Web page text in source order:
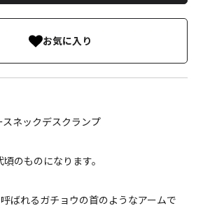
お気に入り
スネックデスクランプ
のものになります。
ばれるガチョウの首のようなアームで